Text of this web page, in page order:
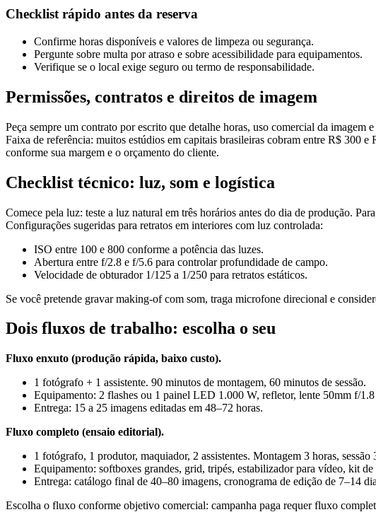
Checklist rápido antes da reserva
Confirme horas disponíveis e valores de limpeza ou segurança.
Pergunte sobre multa por atraso e sobre acessibilidade para equipamentos.
Verifique se o local exige seguro ou termo de responsabilidade.
Permissões, contratos e direitos de imagem
Peça sempre um contrato por escrito que detalhe horas, uso comercial da imagem
Faixa de referência: muitos estúdios em capitais brasileiras cobram entre R$ 300
conforme sua margem e o orçamento do cliente.
Checklist técnico: luz, som e logística
Comece pela luz: teste a luz natural em três horários antes do dia de produção.
Configurações sugeridas para retratos em interiores com luz controlada:
ISO entre 100 e 800 conforme a potência das luzes.
Abertura entre f/2.8 e f/5.6 para controlar profundidade de campo.
Velocidade de obturador 1/125 a 1/250 para retratos estáticos.
Se você pretende gravar making-of com som, traga microfone direcional e
Dois fluxos de trabalho: escolha o seu
Fluxo enxuto (produção rápida, baixo custo).
1 fotógrafo + 1 assistente. 90 minutos de montagem, 60 minutos de sessão.
Equipamento: 2 flashes ou 1 painel LED 1.000 W, refletor, lente 50mm f/
Entrega: 15 a 25 imagens editadas em 48–72 horas.
Fluxo completo (ensaio editorial).
1 fotógrafo, 1 produtor, maquiador, 2 assistentes. Montagem 3 horas, sessão
Equipamento: softboxes grandes, grid, tripés, estabilizador para vídeo, kit de
Entrega: catálogo final de 40–80 imagens, cronograma de edição de 7–14
Escolha o fluxo conforme objetivo comercial: campanha paga requer fluxo